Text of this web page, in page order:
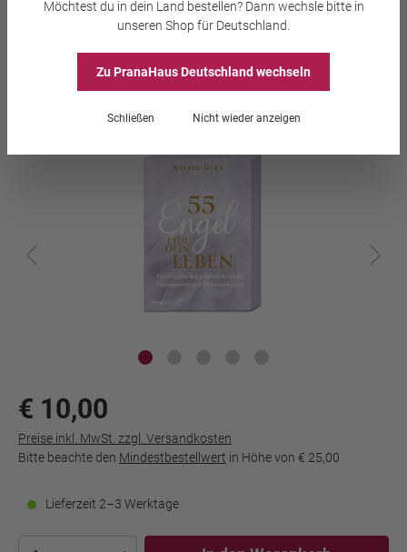
Bücher Lichtarbeit, Engel & Mystik
55 Engel für dein Leben
€ 10,00
Preise inkl. MwSt. zzgl. Versandkosten
Bitte beachte den Mindestbestellwert in Höhe von € 25,00
Lieferzeit 2–3 Werktage
Möchtest du in dein Land bestellen? Dann wechsle bitte in
unseren Shop für Deutschland
Zu PranaHausDeutschland wechseln
Schließen Nicht wieder anzeigen